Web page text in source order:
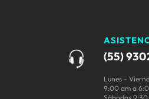
(55)
Lunes -
9:00 am a